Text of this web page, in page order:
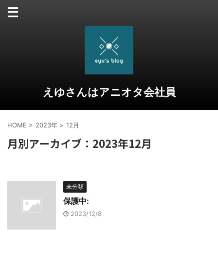
えゆさんはアニオタ会社員
HOME > 2023年 > 12月
月別アーカイブ：2023年12月
未分類
保護中:
2023/12/8